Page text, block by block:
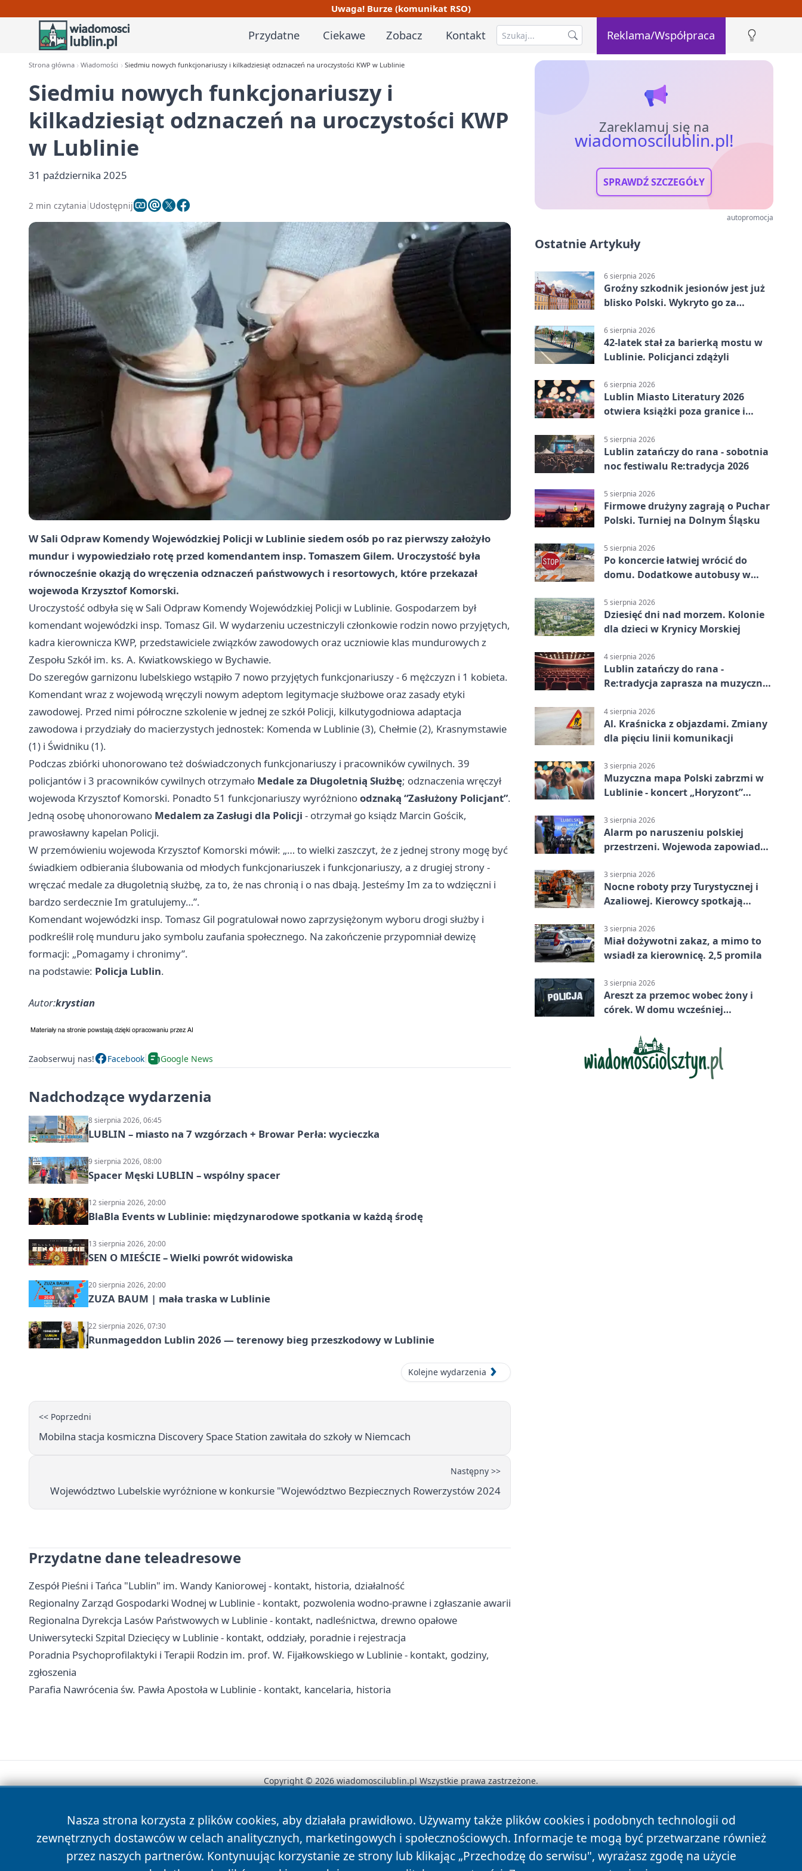
Uwaga! Burze (komunikat RSO)
Przydatne Ciekawe Zobacz Kontakt Reklama/Współpraca
Strona główna Wiadomości Siedmiu nowych funkcjonariuszy i kilkadziesiąt odznaczeń na uroczystości KWP w Lublinie
Siedmiu nowych funkcjonariuszy i
kilkadziesiąt odznaczeń na uroczystości KWP
w Lublinie
31 października 2025
2 min czytania Udostępnij
W Sali Odpraw Komendy Wojewódzkiej Policji w Lublinie siedem osób po raz pierwszy założyło
mundur i wypowiedziało rotę przed komendantem insp. Tomaszem Gilem. Uroczystość była
równocześnie okazją do wręczenia odznaczeń państwowych i resortowych, które przekazał
wojewoda Krzysztof Komorski.
Uroczystość odbyła się w Sali Odpraw Komendy Wojewódzkiej Policji w Lublinie. Gospodarzem był
komendant wojewódzki insp. Tomasz Gil. W wydarzeniu uczestniczyli członkowie rodzin nowo przyjętych,
kadra kierownicza KWP, przedstawiciele związków zawodowych oraz uczniowie klas mundurowych z
Zespołu Szkół im. ks. A. Kwiatkowskiego w Bychawie.
Do szeregów garnizonu lubelskiego wstąpiło 7 nowo przyjętych funkcjonariuszy - 6 mężczyzn i 1 kobieta.
Komendant wraz z wojewodą wręczyli nowym adeptom legitymacje służbowe oraz zasady etyki
zawodowej. Przed nimi półroczne szkolenie w jednej ze szkół Policji, kilkutygodniowa adaptacja
zawodowa i przydziały do macierzystych jednostek: Komenda w Lublinie (3), Chełmie (2), Krasnymstawie
(1) i Świdniku (1).
Podczas zbiórki uhonorowano też doświadczonych funkcjonariuszy i pracowników cywilnych. 39
policjantów i 3 pracowników cywilnych otrzymało Medale za Długoletnią Służbę; odznaczenia wręczył
wojewoda Krzysztof Komorski. Ponadto 51 funkcjonariuszy wyróżnionoodznaką “Zasłużony Policjant”.
Jedną osobę uhonorowano Medalem za Zasługi dla Policji - otrzymał go ksiądz Marcin Gościk,
prawosławny kapelan Policji.
W przemówieniu wojewoda Krzysztof Komorski mówił: „… to wielki zaszczyt, że z jednej strony mogę być
świadkiem odbierania ślubowania od młodych funkcjonariuszek i funkcjonariuszy, a z drugiej strony -
wręczać medale za długoletnią służbę, za to, że nas chronią i o nas dbają. Jesteśmy Im za to wdzięczni i
bardzo serdecznie Im gratulujemy…”.
Komendant wojewódzki insp. Tomasz Gil pogratulował nowo zaprzysiężonym wyboru drogi służby i
podkreślił rolę munduru jako symbolu zaufania społecznego. Na zakończenie przypomniał dewizę
formacji: „Pomagamy i chronimy”.
na podstawie: Policja Lublin.
Autor:krystian
Zaobserwuj nas! Facebook Google News
Nadchodzące wydarzenia
8 sierpnia 2026, 06:45
LUBLIN – miasto na 7 wzgórzach + Browar Perła: wycieczka
9 sierpnia 2026, 08:00
Spacer Męski LUBLIN – wspólny spacer
12 sierpnia 2026, 20:00
BlaBla Events w Lublinie: międzynarodowe spotkania w każdą środę
13 sierpnia 2026, 20:00
SEN O MIEŚCIE – Wielki powrót widowiska
20 sierpnia 2026, 20:00
ZUZA BAUM | mała traska w Lublinie
22 sierpnia 2026, 07:30
Runmageddon Lublin 2026 — terenowy bieg przeszkodowy w Lublinie
Kolejne wydarzenia
<< Poprzedni
Mobilna stacja kosmiczna Discovery Space Station zawitała do szkoły w Niemcach
Następny >>
Województwo Lubelskie wyróżnione w konkursie "Województwo Bezpiecznych Rowerzystów 2024
Przydatne dane teleadresowe
Zespół Pieśni i Tańca "Lublin" im. Wandy Kaniorowej - kontakt, historia, działalność
Regionalny Zarząd Gospodarki Wodnej w Lublinie - kontakt, pozwolenia wodno-prawne i zgłaszanie awarii
Regionalna Dyrekcja Lasów Państwowych w Lublinie - kontakt, nadleśnictwa, drewno opałowe
Uniwersytecki Szpital Dziecięcy w Lublinie - kontakt, oddziały, poradnie i rejestracja
Poradnia Psychoprofilaktyki i Terapii Rodzin im. prof. W. Fijałkowskiego w Lublinie - kontakt, godziny,
zgłoszenia
Parafia Nawrócenia św. Pawła Apostoła w Lublinie - kontakt, kancelaria, historia
Zareklamuj się na
wiadomoscilublin.pl!
SPRAWDŹ SZCZEGÓŁY
autopromocja
Ostatnie Artykuły
6 sierpnia 2026
Groźny szkodnik jesionów jest już
blisko Polski. Wykryto go za
6 sierpnia 2026
42-latek stał za barierką mostu w
Lublinie. Policjanci zdążyli
6 sierpnia 2026
Lublin Miasto Literatury 2026
otwiera książki poza granice i
5 sierpnia 2026
Lublin zatańczy do rana - sobotnia
noc festiwalu Re:tradycja 2026
5 sierpnia 2026
Firmowe drużyny zagrają o Puchar
Polski. Turniej na Dolnym Śląsku
5 sierpnia 2026
Po koncercie łatwiej wrócić do
domu. Dodatkowe autobusy w
5 sierpnia 2026
Dziesięć dni nad morzem. Kolonie
dla dzieci w Krynicy Morskiej
4 sierpnia 2026
Lublin zatańczy do rana -
Re:tradycja zaprasza na muzyczną
4 sierpnia 2026
Al. Kraśnicka z objazdami. Zmiany
dla pięciu linii komunikacji
3 sierpnia 2026
Muzyczna mapa Polski zabrzmi w
Lublinie - koncert „Horyzont”
3 sierpnia 2026
Alarm po naruszeniu polskiej
przestrzeni. Wojewoda zapowiada
3 sierpnia 2026
Nocne roboty przy Turystycznej i
Azaliowej. Kierowcy spotkają
3 sierpnia 2026
Miał dożywotni zakaz, a mimo to
wsiadł za kierownicę. 2,5 promila
3 sierpnia 2026
Areszt za przemoc wobec żony i
córek. W domu wcześniej
Nasza strona korzysta z plików cookies, aby działała prawidłowo. Używamy także plików cookies i podobnych technologii od
zewnętrznych dostawców w celach analitycznych, marketingowych i społecznościowych. Informacje te mogą być przetwarzane również
przez naszych partnerów. Kontynuując korzystanie ze strony lub klikając „Przechodzę do serwisu", wyrażasz zgodę na użycie
Copyright © 2026 wiadomoscilublin.pl Wszystkie prawa zastrzeżone.
News Autorzy Polityka Prywatności Polityka Cookies